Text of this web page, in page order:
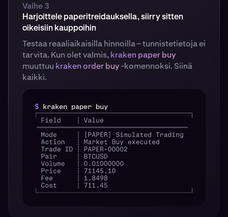
Vaihe 3
Harjoittele paperitreidauksella, siirry sitten
oikeisiin kauppoihin
Testaa reaaliaikaisilla hinnoilla – tunnistetietoja ei
tarvita. Kun olet valmis,kraken paper buy
muuttuu kraken order buy-komennoksi. Siinä
kaikki.
$ kraken paper buy